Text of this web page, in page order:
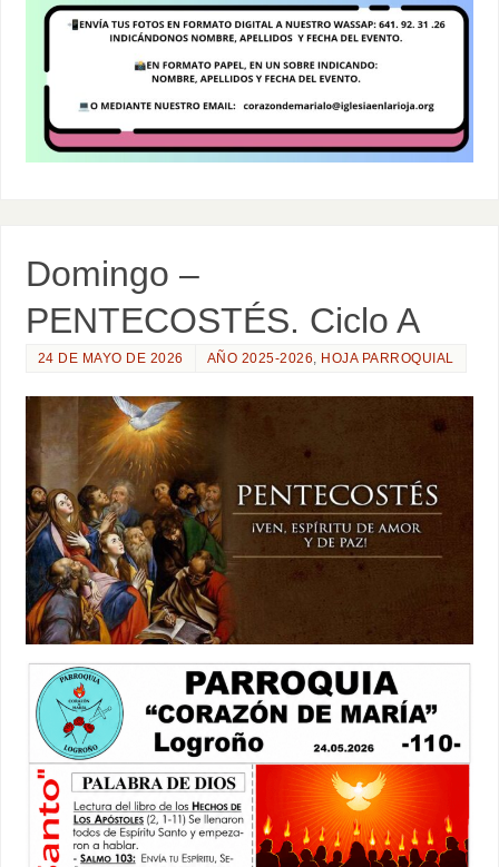
Domingo –
PENTECOSTÉS. Ciclo A
24 DE MAYO DE 2026 AÑO 2025-2026 HOJA PARROQUIAL